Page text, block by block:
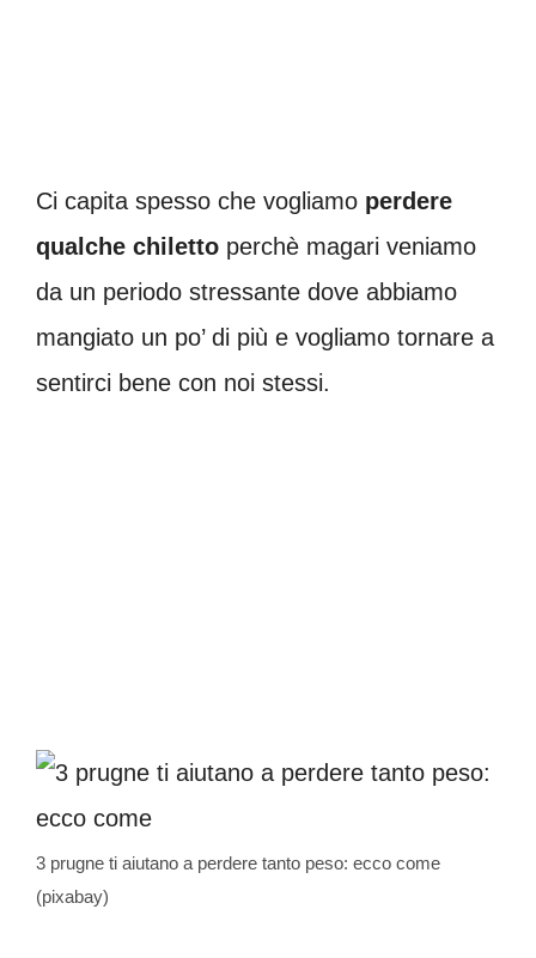
Ci capita spesso che vogliamo perdere
qualche chiletto perchè magari veniamo
da un periodo stressante dove abbiamo
mangiato un po’ di più e vogliamo tornare a
sentirci bene con noi stessi.
3 prugne ti aiutano a perdere tanto peso: ecco come
(pixabay)